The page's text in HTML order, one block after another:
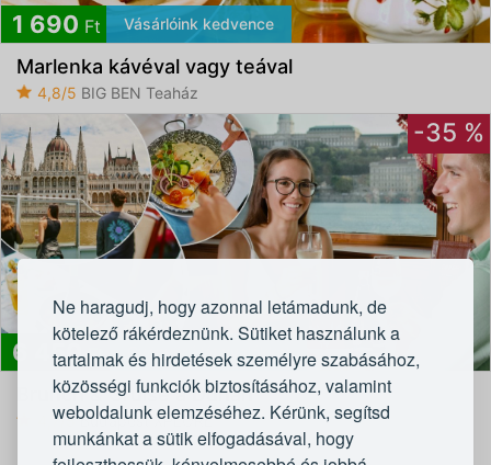
Ne haragudj, hogy azonnal letámadunk, de
kötelező rákérdeznünk. Sütiket használunk a
tartalmak és hirdetések személyre szabásához,
közösségi funkciók biztosításához, valamint
weboldalunk elemzéséhez. Kérünk, segítsd
munkánkat a sütik elfogadásával, hogy
1 690 Ft Vásárlóink kedvence
Marlenka kávéval vagy teával
4,8/5 BIG BEN Teaház
-35 %
6 450Ft Gyönyörű látnivalókkal
Brunch & Cruise a Dunán
4,7/5Budapest XPLORE